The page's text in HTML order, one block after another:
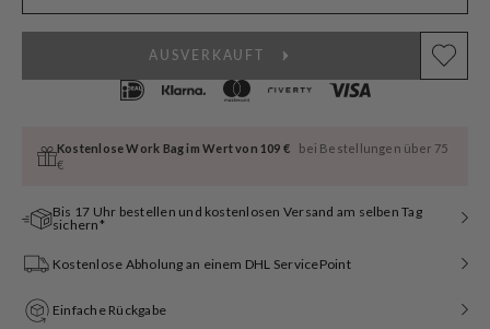
AUSVERKAUFT
Kostenlose Work Bag im Wert von 109 €
bei Bestellungen über 75
€
Bis 17 Uhr bestellen und kostenlosen Versand am selben Tag
sichern*
Kostenlose Abholung an einem DHL ServicePoint
Einfache Rückgabe